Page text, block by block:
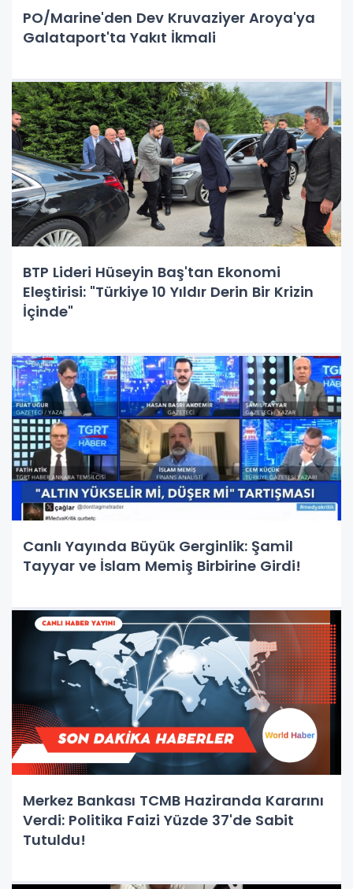
PO/Marine'den Dev Kruvaziyer Aroya'ya
Galataport'ta Yakıt İkmali
BTP Lideri Hüseyin Baş'tan Ekonomi
Eleştirisi: "Türkiye 10 Yıldır Derin Bir Krizin
İçinde"
Canlı Yayında Büyük Gerginlik: Şamil
Tayyar ve İslam Memiş Birbirine Girdi!
Merkez Bankası TCMB Haziranda Kararını
Verdi: Politika Faizi Yüzde 37'de Sabit
Tutuldu!